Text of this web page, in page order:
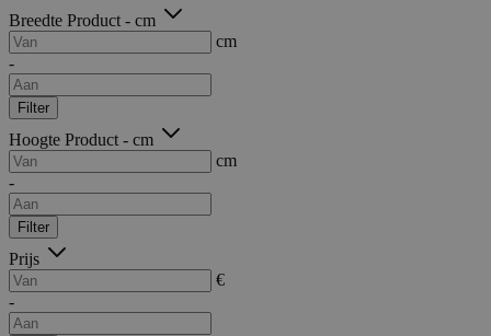
Breedte Product - cm
cm
-
Filter
Hoogte Product - cm
cm
-
Filter
Prijs
€
-